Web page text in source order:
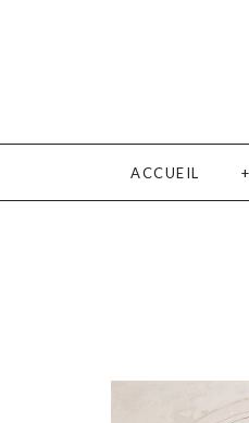
ACCUEIL